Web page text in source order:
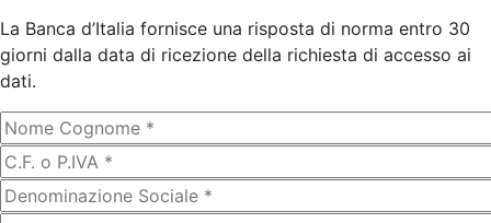
La Banca d’Italia fornisce una risposta di norma entro 30
giorni dalla data di ricezione della richiesta di accesso ai
dati.